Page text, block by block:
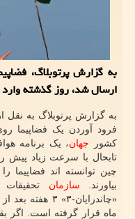
به گزارش پرتوبلاگ،
ارسال شد، روز گذشته
به گزارش پرتوبلاگ به نقل
فرود آوردن یک فضاپیما
کشور جهان، یک برنامه
تابحال با سرعت زیاد پیش
چین توانسته اند
بیاورند. سازمان
«چاندرایان-
ماه قرار گرفته است. اگر